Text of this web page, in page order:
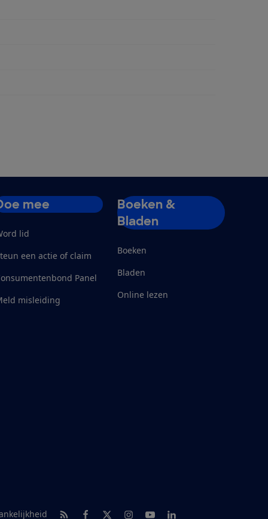
mee
lid
een actie of claim
Panel
misleiding
Boeken &
Bladen
Boeken
Bladen
Online lezen
RSS-feed nieuws
Facebook
TwitterInstagram
YoutubeLinkedIn